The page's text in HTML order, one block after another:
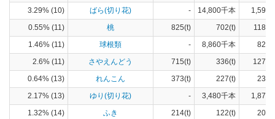
3.29% (10)
ばら(切り花) - 14,800千本
0.55% (11)
桃 825(t) 702(t)
1.46% (11)
球根類 - 8,860千本
2.6% (11)
さやえんどう 715(t) 336(t)
0.64% (13)
れんこん 373(t) 227(t)
2.17% (13)
ゆり(切り花) - 3,480千本
1.32% (14)
ふき 214(t) 122(t)